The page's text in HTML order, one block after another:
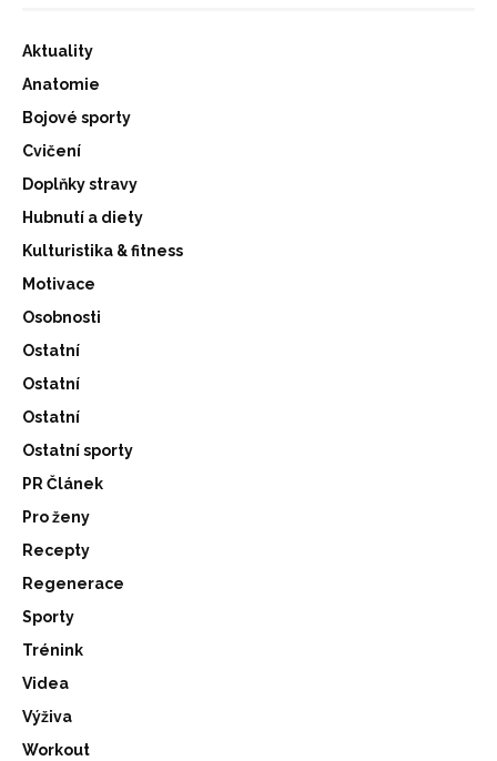
Aktuality
Anatomie
Bojové sporty
Cvičení
Doplňky stravy
Hubnutí a diety
Kulturistika & fitness
Motivace
Osobnosti
Ostatní
Ostatní
Ostatní
Ostatní sporty
PR Článek
Pro ženy
Recepty
Regenerace
Sporty
Trénink
Videa
Výživa
Workout